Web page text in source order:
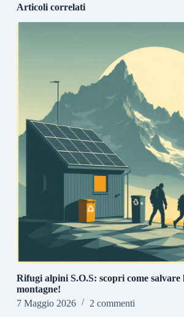
Articoli correlati
Rifugi alpini S.O.S: scopri come salvare
montagne!
7 Maggio 2026
2 commenti